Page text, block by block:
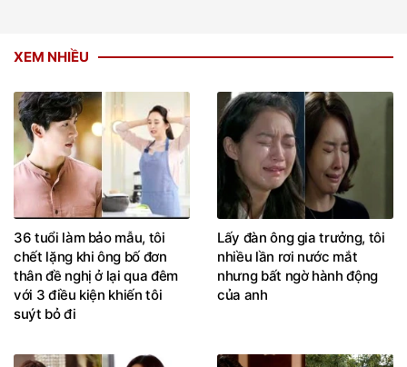
XEM NHIỀU
36 tuổi làm bảo mẫu, tôi
chết lặng khi ông bố đơn
thân đề nghị ở lại qua đêm
với 3 điều kiện khiến tôi
suýt bỏ đi
Lấy đàn ông gia trưởng, tôi
nhiều lần rơi nước mắt
nhưng bất ngờ hành động
của anh